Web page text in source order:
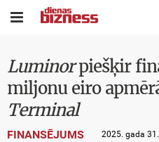

Luminorpiešķir
miljonu eiro
Terminal
FINANSĒJUMS 2025. gada